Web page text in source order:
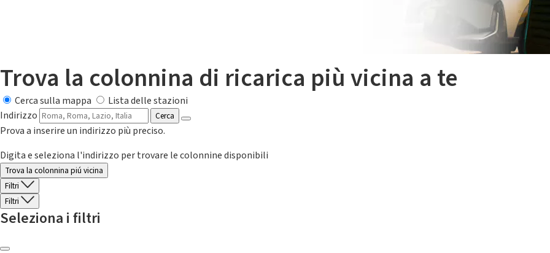
Trova la colonnina di ricarica più vicina a te
Cerca sulla mappa
Lista delle stazioni
Indirizzo
Cerca
Prova a inserire un indirizzo più preciso.
Digita e seleziona l'indirizzo per trovare le colonnine disponibili
Trova la colonnina piú vicina
Filtri
Filtri
Seleziona i filtri